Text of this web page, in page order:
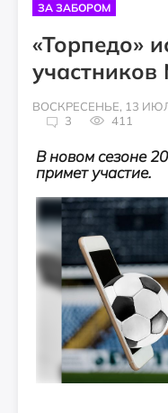
ЗА ЗАБОРОМ
«Торпедо»
ВОСКРЕСЕНЬЕ, 13
3
411
В новом сезоне
примет участие.